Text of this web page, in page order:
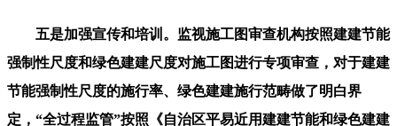
五是加强宣传和培训。监视施工图审查机构按照建建节能
强制性尺度和绿色建建尺度对施工图进行专项审查，对于建建
节能强制性尺度的施行率、绿色建建施行范畴做了明白界
定，“全过程监管”按照《自治区平易近用建建节能和绿色建建